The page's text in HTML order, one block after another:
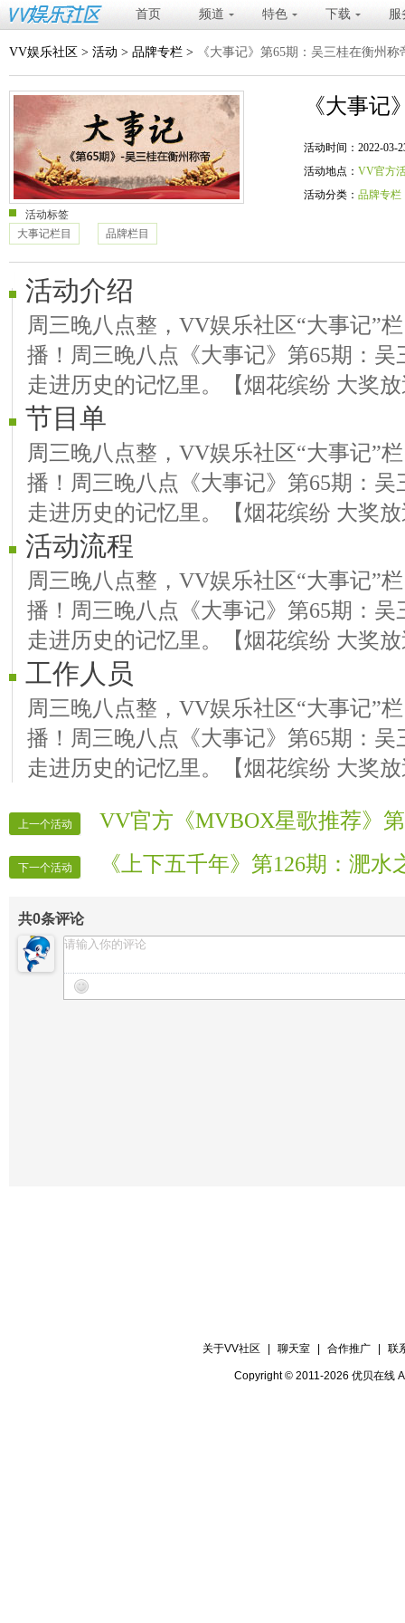
首页 频道 特色 下载 服
VV娱乐社区 > 活动 > 品牌专栏 > 《大事记》第65期：吴三桂在衡州称
《大事记
活动时间：2022-03-
活动地点： VV官方
活动分类： 品牌专栏
活动标签
大事记栏目
品牌栏目
活动介绍
周三晚八点整，VV娱乐社区“大事记”
播！周三晚八点《大事记》第65期：
走进历史的记忆里。【烟花缤纷 大奖
节目单
周三晚八点整，VV娱乐社区“大事记”
播！周三晚八点《大事记》第65期：
走进历史的记忆里。【烟花缤纷 大奖
活动流程
周三晚八点整，VV娱乐社区“大事记”
播！周三晚八点《大事记》第65期：
走进历史的记忆里。【烟花缤纷 大奖
工作人员
周三晚八点整，VV娱乐社区“大事记”
播！周三晚八点《大事记》第65期：
走进历史的记忆里。【烟花缤纷 大奖
上一个活动 VV官方《MVBOX星歌推荐》
下一个活动 《上下五千年》第126期：淝水
共0条评论
关于VV社区 聊天室 合作推广 联
Copyright © 2011-2026 优贝在线